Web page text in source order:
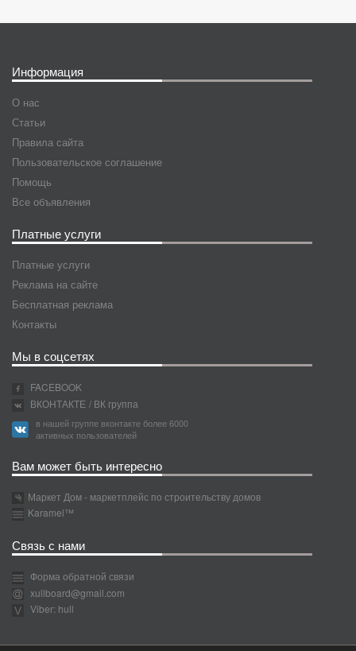
Информация
О нас
Статьи
Правила сайта
Пользовательское соглашение
Помощь
Все объявления
Платные услуги
Платные услуги
Реклама на сайте
Бесплатная реклама
Контакты
Мы в соцсетях
FACEBOOK
ВКОНТАКТЕ / ВК группа
в нашей группе вконтакте более 6000
активных пользователей
Вам может быть интересно
Маркет Дом - маркетплейс по строительству домов
Karamel™
Связь с нами
Форма обратной связи
xullboard@gmail.com
Viber: hull